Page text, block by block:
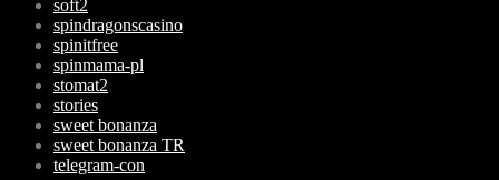
soft2
spindragonscasino
spinitfree
spinmama-pl
stomat2
stories
sweet bonanza
sweet bonanza TR
telegram-con